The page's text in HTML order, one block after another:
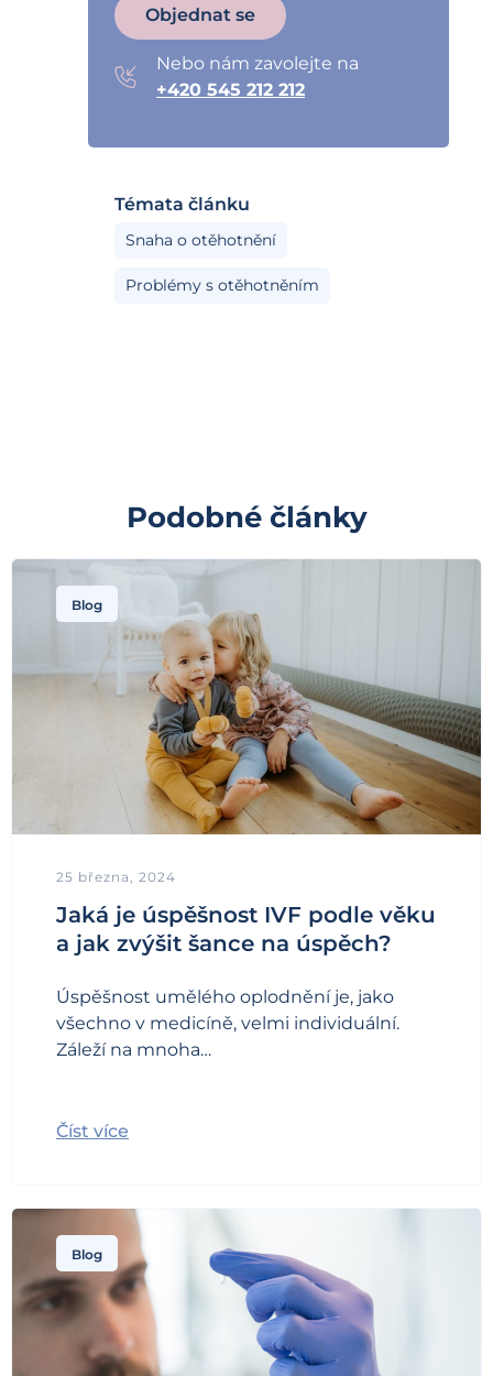
Objednat se
Nebo nám zavolejte na
+420 545 212 212
Témata článku
Snaha o otěhotnění
Problémy s otěhotněním
Podobné články
Blog
25 března, 2024
Jaká je úspěšnost IVF podle věku
a jak zvýšit šance na úspěch?
Úspěšnost umělého oplodnění je, jako
všechno v medicíně, velmi individuální.
Záleží na mnoha…
Číst více
Blog